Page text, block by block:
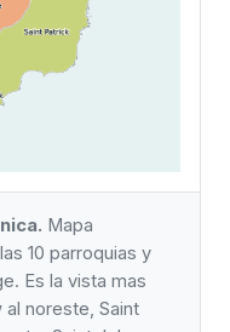
Mapa
10 parroquias y
Es la vista mas
al noreste, Saint